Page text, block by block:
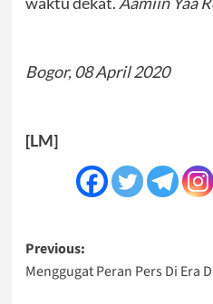
Bogor, 08 April 2020
[LM]
Post
navigation
Previous:
Menggugat Peran Pers Di Era